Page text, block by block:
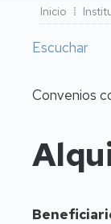
Ruta
de
Inicio
Escuchar
Convenios